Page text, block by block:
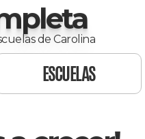
de Carolina
ESCUELAS